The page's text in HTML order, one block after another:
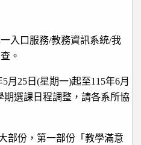
入口服務/教務資訊系統/我
。
月25日(星期一)起至115年6月
期選課日程調整，請各系所協
部份，第一部份「教學滿意